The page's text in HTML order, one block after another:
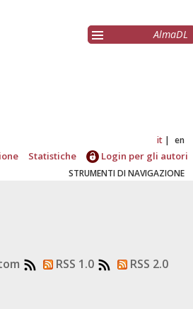
AlmaDL
it en
Statistiche Login per gli autori
STRUMENTI DI NAVIGAZIONE
RSS 1.0 RSS 2.0